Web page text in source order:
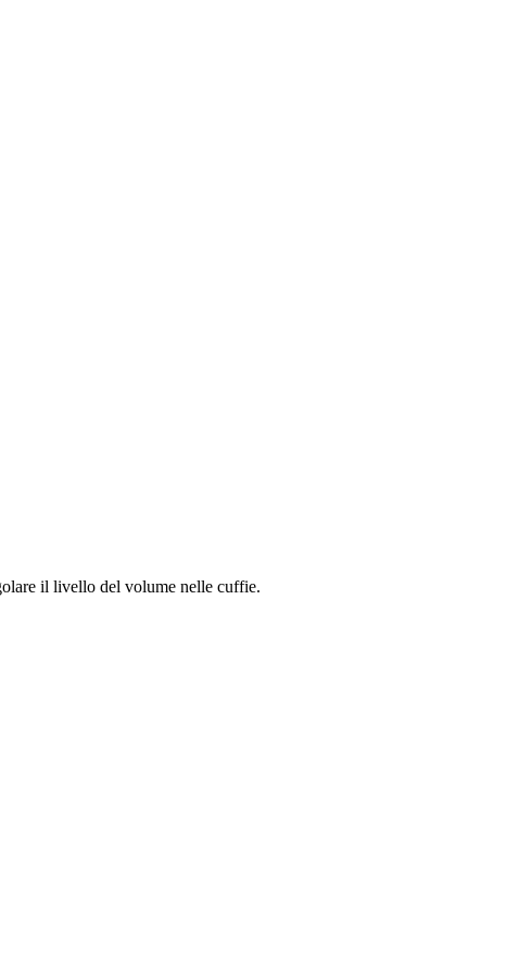
il livello del volume nelle cuffie.